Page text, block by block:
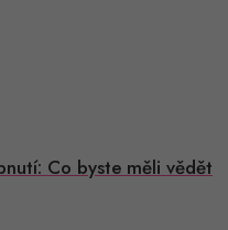
Co byste měli vědět